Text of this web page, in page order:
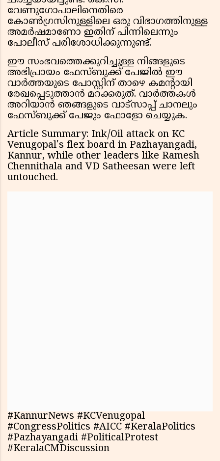
വേണുഗോപാലിനെതിരെ
കോൺഗ്രസിനുള്ളിലെ ഒരു വിഭാഗത്തിനുള്ള
അമർഷമാണോ ഇതിന് പിന്നിലെന്നും
പോലീസ് പരിശോധിക്കുന്നുണ്ട്.
ഈ സംഭവത്തെക്കുറിച്ചുള്ള നിങ്ങളുടെ
അഭിപ്രായം ഫേസ്ബുക്ക് പേജിൽ ഈ
വാർത്തയുടെ പോസ്റ്റിന് താഴെ കമന്റായി
രേഖപ്പെടുത്താൻ മറക്കരുത്. വാർത്തകൾ
അറിയാൻ ഞങ്ങളുടെ വാട്സാപ്പ് ചാനലും
ഫേസ്ബുക്ക് പേജും ഫോളോ ചെയ്യുക.
Article Summary: Ink/Oil attack on KC
Venugopal's flex board in Pazhayangadi,
Kannur, while other leaders like Ramesh
Chennithala and VD Satheesan were left
untouched.
#KannurNews #KCVenugopal
#CongressPolitics #AICC #KeralaPolitics
#Pazhayangadi #PoliticalProtest
#KeralaCMDiscussion